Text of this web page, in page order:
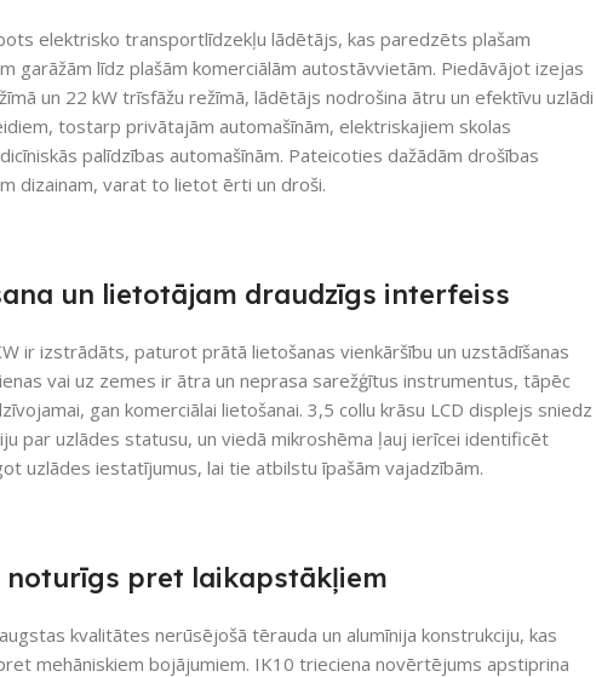
elektrisko transportlīdzekļu lādētājs, kas paredzēts plašam
garāžām līdz plašām komerciālām autostāvvietām. Piedāvājot izejas
un 22 kW trīsfāžu režīmā, lādētājs nodrošina ātru un efektīvu uzlādi
tostarp privātajām automašīnām, elektriskajiem skolas
palīdzības automašīnām. Pateicoties dažādām drošības
dizainam, varat to lietot ērti un droši.
un lietotājam draudzīgs interfeiss
ir izstrādāts, paturot prātā lietošanas vienkāršību un uzstādīšanas
vai uz zemes ir ātra un neprasa sarežģītus instrumentus, tāpēc
gan komerciālai lietošanai. 3,5 collu krāsu LCD displejs sniedz
par uzlādes statusu, un viedā mikroshēma ļauj ierīcei identificēt
uzlādes iestatījumus, lai tie atbilstu īpašām vajadzībām.
pret laikapstākļiem
kvalitātes nerūsējošā tērauda un alumīnija konstrukciju, kas
mehāniskiem bojājumiem. IK10 trieciena novērtējums apstiprina